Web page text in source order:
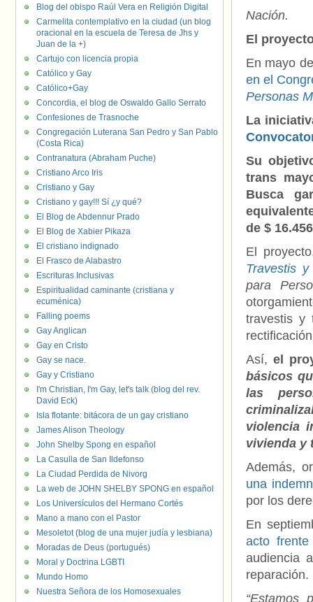
Nación.
El
En mayo
en el
Personas
La
Su
trans
Busca
de $
El
Travestis y
para
travestis y
Así, el
básicos
las
violencia
vivienda y
Además,
una
por los
En
acto
audiencia
reparación.
“Estamos
Blog del obispo Raúl Vera en Religión Digital
Carmelita contemplativo en la ciudad (un blog
oracional en la escuela de Teresa de Jhs y
Juan de la +)
Cartujo con licencia propia
Católico y Gay
Católico+Gay
Concordia, el blog de Oswaldo Gallo Serrato
Confesiones de Trasnoche
Congregación Luterana San Pedro y San Pablo
(Costa Rica)
Contranatura (Abraham Puche)
Cristiano Arco Iris
Cristiano y Gay
Cristiano y gay!!! Sí ¿y qué?
El Blog de Abdennur Prado
El Blog de Xabier Pikaza
El cristiano indignado
El Frasco de Alabastro
Escrituras Inclusivas
Espiritualidad caminante (cristiana y
ecuménica)
Falling poems
Gay Anglican
Gay en Cristo
Gay se nace.
Gay y Cristiano
I'm Christian, I'm Gay, let's talk (blog del rev.
David Eck)
Isla flotante: bitácora de un gay cristiano
James Alison Theology
John Shelby Spong en español
La Casulla de San Ildefonso
La Ciudad Perdida de Nivorg
La web de JOHN SHELBY SPONG en español
Los Universículos del Hermano Cortés
Mano a mano con el Pastor
Mesoletot (blog de una mujer judía y lesbiana)
Moradas de Deus (portugués)
Moral y Doctrina LGBTI
Mundo Homo
Nuestra Señora de los Homosexuales